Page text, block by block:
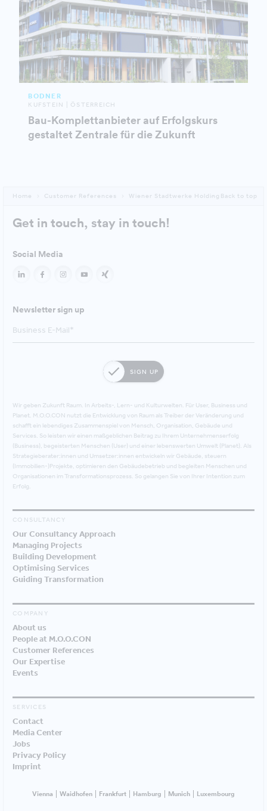
BODNER
KUFSTEIN | ÖSTERREICH
Bau-Komplettanbieter auf Erfolgskurs
gestaltet Zentrale für die Zukunft
Home Customer References Wiener Stadtwerke Holding Back to top
Get in touch, stay in touch!
Social Media
Newsletter sign up
SIGN UP
Wir geben Zukunft Raum. In Arbeits-, Lern- und Kulturwelten. Für User, Business und
Planet. M.O.O.CON nutzt die Entwicklung von Raum als Treiber der Veränderung und
schafft ein lebendiges Zusammenspiel von Mensch, Organisation, Gebäude und
Services. So leisten wir einen maßgeblichen Beitrag zu Ihrem Unternehmenserfolg
(Business), begeisterten Menschen (User) und einer lebenswerten Umwelt (Planet). Als
Strategieberater:innen und Umsetzer:innen entwickeln wir Gebäude, steuern
(Immobilien-)Projekte, optimieren den Gebäudebetrieb und begleiten Menschen und
Organisationen im Transformationsprozess. So gelangen Sie von Ihrer Intention zum
Erfolg.
CONSULTANCY
Our Consultancy Approach
Managing Projects
Building Development
Optimising Services
Guiding Transformation
COMPANY
About us
People at M.O.O.CON
Customer References
Our Expertise
Events
SERVICES
Contact
Media Center
Jobs
Privacy Policy
Imprint
Vienna Waidhofen Frankfurt Hamburg Munich Luxembourg